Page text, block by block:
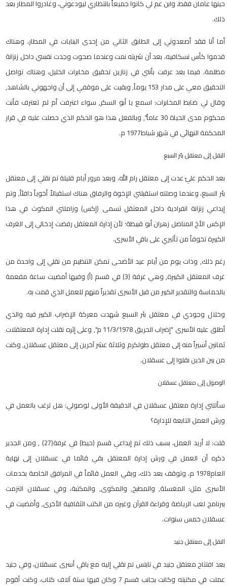
حينها عامان فقط، وابن عم لي كانوا جميعاً بانتظاري ليودعوني، وغادروا المطار بعد
ذلك.
أما أنا فقد أصعدوني إلى الطابق الثاني من إحدى البنايات في المطار، وهناك
قدموا كأس نسكافيه، بعد أن شربته نمت وعندما صحوت وجدت نفسي داخل زنزانة
مظلمة، فيما بعد عرفت بأنني في زنازين تحقيق مخابرات الخليل، وهناك تواصل
التحقيق معي على مدار 153يوماً, وبقيت على موقفي إلى أن واجهوني بالشاهد,
وقال لي ضابط المخابرات: اسمع يا أبو السكر, سواء اعترفت أم لم تعترف فأنت
محكوم مدى الحياة 30 عاماً", وبالفعل هذا هو الحكم الذي حصلت عليه في قرار
المحكمة النهائي في شهر شباط1977 م.
النقل إلى معتقل بئر السبع
بعد الحكم عليّ عدت إلى معتقل رام الله، وبعد مرور أيام قليلة تم نقلي إلى معتقل
بئر السبع، وعندما وصلته استقبلني الإخوة والرفاق هناك استقبالاً أخوياً دافئاً, وتم
إيداعي زنزانة انفرادية داخل المعتقل تسمى (إكس) وزاملني المكوث في هذا
الإكس الأخ المناضل زهران أبو قبيطة؛ لأن إدارة المعتقل رفضت إدخالي إلى الغرف
الكبيرة تخوفاً من تأثيري على باقي الأسرى.
رغم ذلك, وذات يوم من أيام عيد الأضحى تمكن التنظيم من نقلي إلى واحدة من
غرف المعتقل الكبيرة, وهي غرفة (3) في قسم (أ) وفيها أمضيت ساعة مفعمة
بالحماسة والتقدير الكبير من قبل الأسرى تقديراً منهم للعمل الذي قمت به.
وخلال وجودي في معتقل بئر السبع شهدت معركة الإضراب الكبير فيه والذي
أطلق عليه الأسرى "إضراب الحريق 11/3/1978 م", وعلى إثره نقلت إدارة المعتقلات
ثمانين أسيراً منه إلى معتقل طولكرم وثلاثة عشر آخرين إلى معتقل عسقلان, وكنت
من بين الذين نقلوا إلى عسقلان.
الوصول إلى معتقل عسقلان
سألتني إدارة معتقل عسقلان في الدقيقة الأولى لوصولي: هل ترغب بالعمل في
ورش العمل التابعة للإدارة؟
قلت: لا أريد العمل، بسبب ذلك تم إيداعي قسم (حيط) في غرفة(27) , ومن الجدير
ذكره أن العمل في ورش إدارة المعتقل بقي قائما في عسقلان إلى نهاية
العام1978 م، وتوقف بعد ذلك، وبقي العمل قائماً في المرافق الخاصة بخدمات
الأسرى مثل: المغسلة, والمطبخ, والمكوى, والمكتبة، وفي عسقلان التزمت
ببرنامج لعب الرياضة وقراءة القرآن وغيره من الكتب الثقافية الأخرى, وأمضيت في
عسقلان خمس سنوات.
النقل إلى معتقل جنيد
بعد افتتاح معتقل جنيد في نابلس تم نقلي إليه مع باقي أسرى عسقلان، وفي جنيد
عملت في مكتبته وكانت بجانب قسم 7 وكان فيها ستة آلاف كتاب، وكنت أقوم